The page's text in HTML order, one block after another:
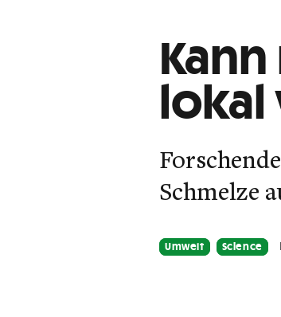
Schmelze
Umwelt Science